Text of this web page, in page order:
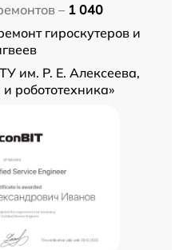
– 1 040
гироскутеров и
им. Р. Е. Алексеева,
робототехника»